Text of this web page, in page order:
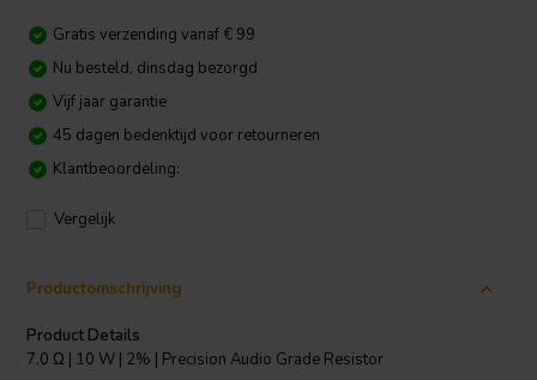
Gratis verzending vanaf € 99
Nu besteld, dinsdag bezorgd
Vijf jaar garantie
45 dagen bedenktijd voor retourneren
Klantbeoordeling:
Vergelijk
Productomschrijving
Product Details
7.0 Ω | 10 W | 2% | Precision Audio Grade Resistor